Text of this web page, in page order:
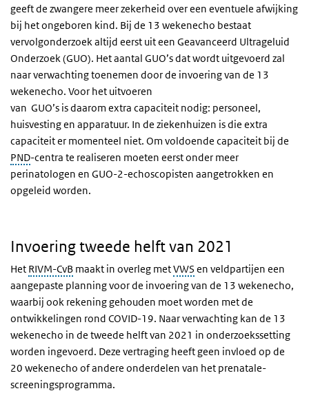
geeft de zwangere meer zekerheid over een eventuele afwijking
bij het ongeboren kind. Bij de 13 wekenecho bestaat
vervolgonderzoek altijd eerst uit een Geavanceerd Ultrageluid
Onderzoek (GUO). Het aantal GUO’s dat wordt uitgevoerd zal
naar verwachting toenemen door de invoering van de 13
wekenecho. Voor het uitvoeren
van GUO’s is daarom extra capaciteit nodig: personeel,
huisvesting en apparatuur. In de ziekenhuizen is die extra
capaciteit er momenteel niet. Om voldoende capaciteit bij de
PND-centra te realiseren moeten eerst onder meer
perinatologen en GUO-2-echoscopisten aangetrokken en
opgeleid worden.
Invoering tweede helft van 2021
Het RIVM-CvB maakt in overleg metVWS en veldpartijen een
aangepaste planning voor de invoering van de 13 wekenecho,
waarbij ook rekening gehouden moet worden met de
ontwikkelingen rond COVID-19. Naar verwachting kan de 13
wekenecho in de tweede helft van 2021 in onderzoekssetting
worden ingevoerd. Deze vertraging heeft geen invloed op de
20 wekenecho of andere onderdelen van het prenatale-
screeningsprogramma.